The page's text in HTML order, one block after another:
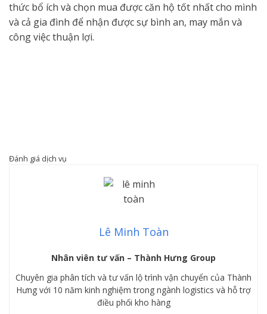
thức bổ ích và chọn mua được căn hộ tốt nhất cho mình
và cả gia đình để nhận được sự bình an, may mắn và
công việc thuận lợi.
Đánh giá dịch vụ
Lê Minh Toàn
Nhân viên tư vấn – Thành Hưng Group
Chuyên gia phân tích và tư vấn lộ trình vận chuyển của Thành
Hưng với 10 năm kinh nghiệm trong ngành logistics và hỗ trợ
điều phối kho hàng